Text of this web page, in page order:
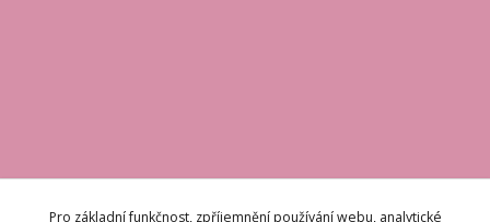
KONTAKT
Pro základní funkčnost, zpříjemnění používání webu, analytické